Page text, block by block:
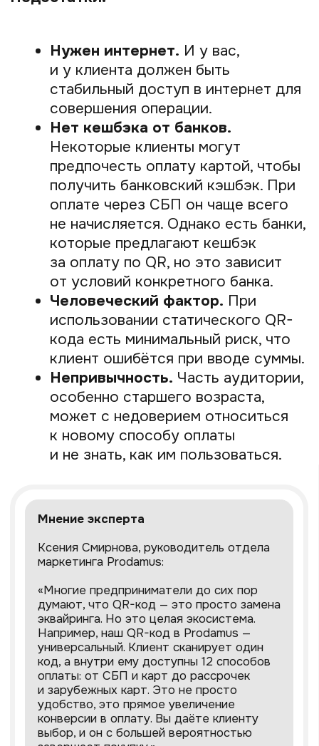
Процесс подключения прост и не займёт
много времени. Вот общая схема
Откройте расчётный счёт.Если
у вас его ещё нет, необходимо
открыть счёт в банке как ИП,
ООО или самозанятый (в статусе
ИП).
Выберите поставщика услуги.
Вы можете обратиться напрямую
в свой банк или использовать
платёжный модуль, например
Prodamus. Второй вариант намного
удобнее, так как он предлагает
больше возможностей.
Заключите договор.С банком или
платёжным модулем заключается
договор на приём платежей. Чаще
всего это происходит онлайн
через оферту.
Получите свой QR-код.После
подключения вам предоставят
доступ в личный кабинет, где
вы сможете сгенерировать свой
статический QR-код или создать
динамические коды для каждой
продажи.
код, а готовая платёжная
модель для вашего бизнеса
Представьте, что вы можете не просто
принимать платежи по QR-коду,
работает на вас: привлекает больше
клиентов, автоматизирует рутину
и наводит идеальный порядок
в финансах. Именно так работает
Prodamus.
Забудьте о ручном учёте
и сложностях с онлайн-кассой.
С Prodamus всё просто:
Порядок в финансах.Вы создаёте